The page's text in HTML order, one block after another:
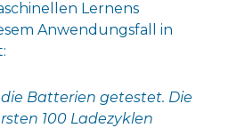
Lernens
Anwendungsfall in
Batterien getestet. Die
100 Ladezyklen